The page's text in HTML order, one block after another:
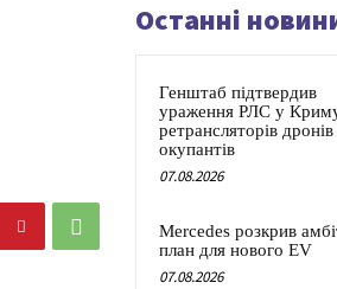
Останні
Генштаб підтвердив
ураження РЛС у
ретрансляторів дронів
окупантів
07.08.2026
Mercedes розкрив
план для нового EV
07.08.2026